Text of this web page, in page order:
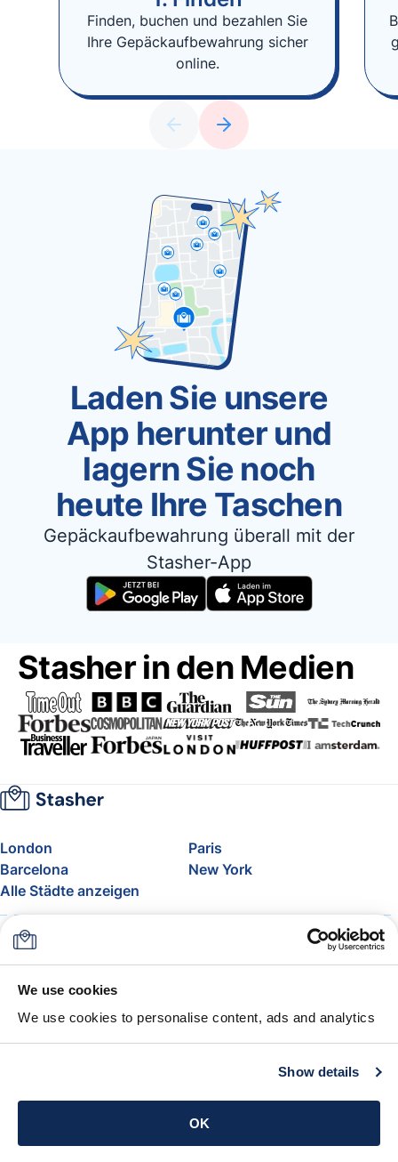
We use cookies
We use cookies to personalise content, ads and analytics
Show details
OK
Finden, buchen und bezahlen Sie
Ihre Gepäckaufbewahrung sicher
online.
Laden Sie unsere
App herunter und
lagern Sie noch
heute Ihre Taschen
Gepäckaufbewahrung überall mit der
Stasher-App
Stasher in den Medien
London
Paris
Barcelona
New York
Alle Städte anzeigen
Über uns
FAQ
Support
Blog
Freigepäck bei Airlines
Die Stasher-Garantie
AGB
App holen